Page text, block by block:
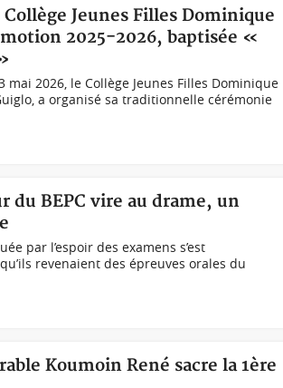
Jeunes Filles Dominique
2025-2026, baptisée «
2026, le Collège Jeunes Filles Dominique
a organisé sa traditionnelle cérémonie
du BEPC vire au drame, un
par l’espoir des examens s’est
revenaient des épreuves orales du
Koumoin René sacre la 1ère